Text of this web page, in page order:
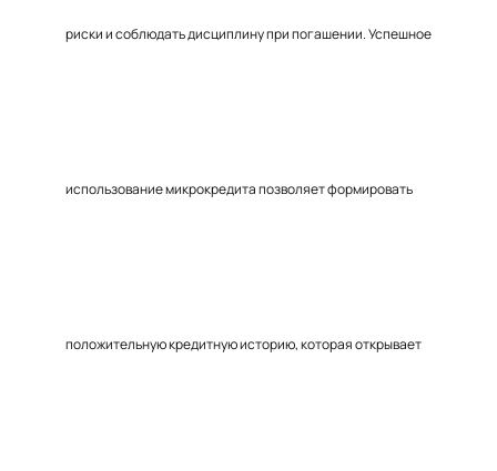
риски и соблюдать дисциплину при погашении. Успешное
использование микрокредита позволяет формировать
положительную кредитную историю, которая открывает